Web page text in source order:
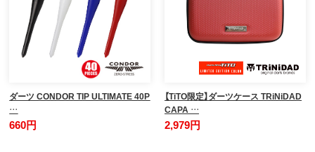
ダーツ CONDOR TIP ULTIMATE 40P
…
660円
【TiTO限定】ダーツケース TRiNiDAD
CAPA …
2,979円